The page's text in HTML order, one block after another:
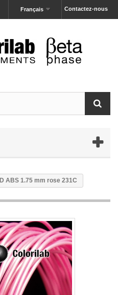
Contactez-nous
Français
ABS 1.75 mm rose 231C